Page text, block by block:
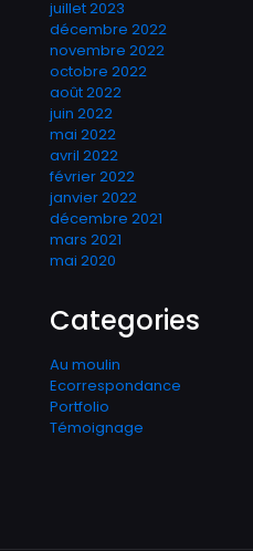
juillet 2023
décembre 2022
novembre 2022
octobre 2022
août 2022
juin 2022
mai 2022
avril 2022
février 2022
janvier 2022
décembre 2021
mars 2021
mai 2020
Categories
Au moulin
Ecorrespondance
Portfolio
Témoignage